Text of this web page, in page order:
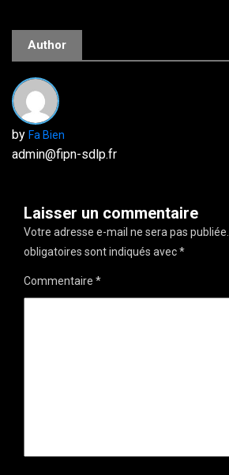
Author
by Fa Bien
admin@fipn-sdlp.fr
Laisser un commentaire
Votre adresse e-mail ne sera pas publiée.
obligatoires sont indiqués avec*
Commentaire *